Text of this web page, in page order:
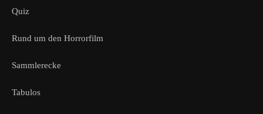
Quiz
Rund um den Horrorfilm
Sammlerecke
Tabulos